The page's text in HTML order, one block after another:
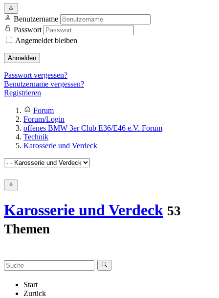
Benutzername
Passwort
Angemeldet bleiben
Anmelden
Passwort vergessen?
Benutzername vergessen?
Registrieren
Forum
Forum/Login
offenes BMW 3er Club E36/E46 e.V. Forum
Technik
Karosserie und Verdeck
Karosserie und Verdeck 53
Themen
Start
Zurück